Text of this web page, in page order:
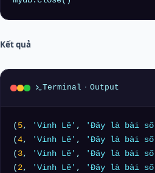
Kết quả
Terminal · Output
( 5, 'Vinh Lê' , 'Đây là bài số
( 4, 'Vinh Lê' , 'Đây là bài số
( 3, 'Vinh Lê' , 'Đây là bài số
( 2, 'Vinh Lê' , 'Đây là bài số